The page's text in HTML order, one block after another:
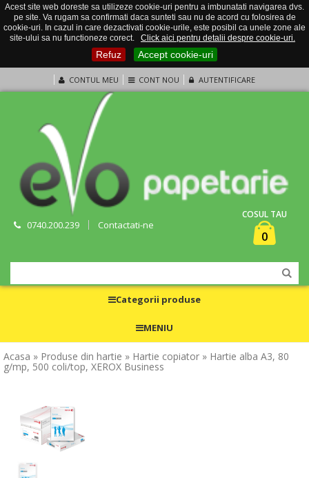
Acest site web doreste sa utilizeze cookie-uri pentru a imbunatati navigarea dvs.
pe site. Va rugam sa confirmati daca sunteti sau nu de acord cu folosirea de
cookie-uri. In cazul in care dezactivati cookie-urile, este posibil ca unele zone ale
site-ului sa nu functioneze corect.
Click aici pentru detalii despre cookie-uri.
Refuz Accept cookie-uri
CONTUL MEU CONT NOU AUTENTIFICARE
0740.200.239 Contactati-ne
COSUL TAU
0
Categorii produse
MENIU
Acasa » Produse din hartie » Hartie copiator » Hartie alba A3, 80
g/mp, 500 coli/top, XEROX Business